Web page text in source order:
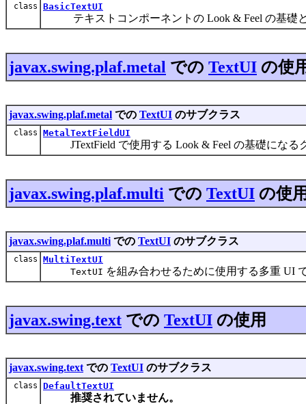
class BasicTextUI
テキストコンポーネントの Look & Feel の基礎
javax.swing.plaf.metal での TextUI の使
javax.swing.plaf.metal での TextUI のサブクラス
class MetalTextFieldUI
JTextField で使用する Look & Feel の基礎になる
javax.swing.plaf.multi での TextUI の使
javax.swing.plaf.multi での TextUI のサブクラス
class
MultiTextUI
TextUI を組み合わせるために使用する多重 UI
javax.swing.text での TextUI の使用
javax.swing.text での TextUI のサブクラス
class DefaultTextUI
推奨されていません。